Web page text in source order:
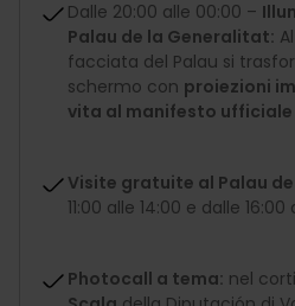
Dalle 20:00 alle 00:00 –
Palau de la Generalitat:
facciata del Palau si
schermo con proiezioni
vita al manifesto
Visite gratuite al Palau
11:00 alle 14:00 e dalle 16:00
Photocall a tema: nel